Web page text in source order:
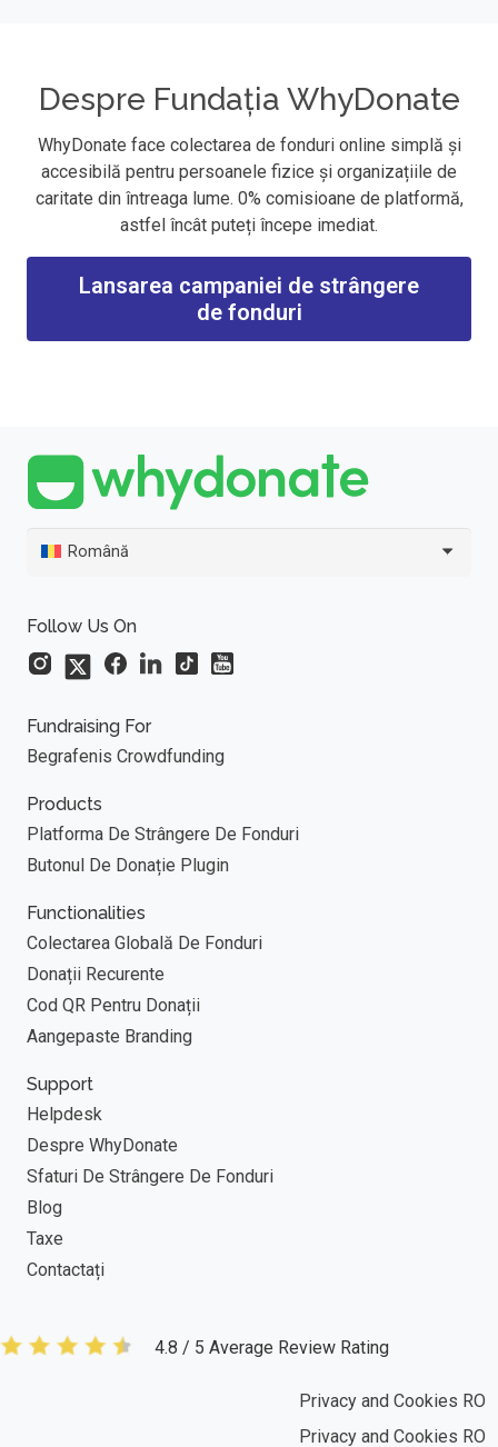
Despre Fundația WhyDonate
WhyDonate face colectarea de fonduri online simplă și
accesibilă pentru persoanele fizice și organizațiile de
caritate din întreaga lume. 0% comisioane de platformă,
astfel încât puteți începe imediat.
Lansarea campaniei de strângere
de fonduri
Română
Follow Us On
Fundraising For
Begrafenis Crowdfunding
Products
Platforma De Strângere De Fonduri
Butonul De Donație Plugin
Functionalities
Colectarea Globală De Fonduri
Donații Recurente
Cod QR Pentru Donații
Aangepaste Branding
Support
Helpdesk
Despre WhyDonate
Sfaturi De Strângere De Fonduri
Blog
Taxe
Contactați
4.8 / 5 Average Review Rating
Privacy and Cookies RO
Privacy and Cookies RO